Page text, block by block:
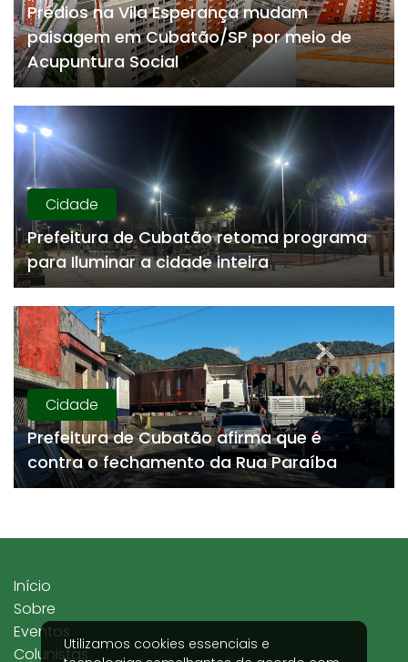
Prédios na Vila Esperança mudam
paisagem em Cubatão/SP por meio de
Acupuntura Social
Cidade
Prefeitura de Cubatão retoma programa
para Iluminar a cidade inteira
Cidade
Prefeitura de Cubatão afirma que é
contra o fechamento da Rua Paraíba
Utilizamos cookies essenciais e
Início
Sobre
Eventos
Colunistas